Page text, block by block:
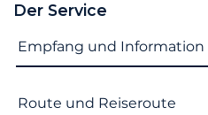
Der Service
Name des Kriteriums Note
Empfang und Information
Route und Reiseroute